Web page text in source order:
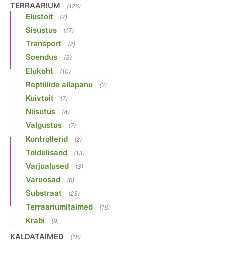
TERRAARIUM (126)
Elustoit (7)
Sisustus (17)
Transport (2)
Soendus (3)
Elukoht (10)
Reptiilide allapanu (2)
Kuivtoit (7)
Niisutus (4)
Valgustus (7)
Kontrollerid (2)
Toidulisand (13)
Varjualused (3)
Varuosad (6)
Substraat (23)
Terraariumitaimed (16)
Krabi (9)
KALDATAIMED (18)